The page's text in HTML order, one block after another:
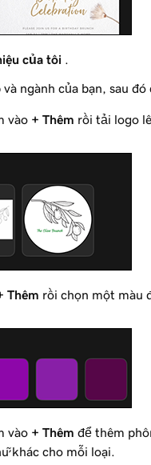
của tôi
ngành của bạn, sau đó
vào + Thêm rồi tải logo
Thêm rồi chọn một màu
vào + Thêm để thêm
khác cho mỗi loại.